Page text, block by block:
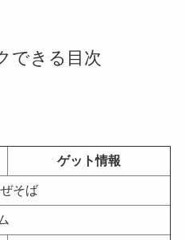
できる目次
ゲット情報
そば